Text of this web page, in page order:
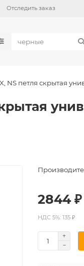
Отследить заказ
NS петля скрытая
2844 ₽
НДС 5%: 135 ₽